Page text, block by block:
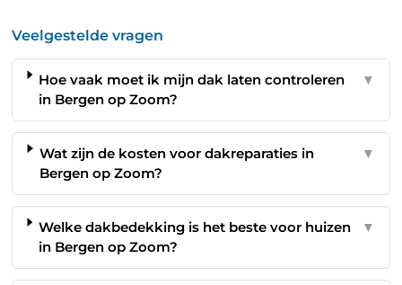
Veelgestelde vragen
Hoe vaak moet ik mijn dak laten controleren
in Bergen op Zoom?
▼
Wat zijn de kosten voor dakreparaties in
Bergen op Zoom?
▼
Welke dakbedekking is het beste voor huizen
in Bergen op Zoom?
▼